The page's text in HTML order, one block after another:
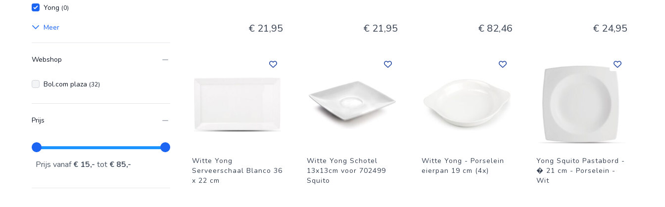
Yong (0)
Meer
Webshop
Bol.com plaza (32)
Prijs
Prijs vanaf€ 15,- tot € 85,-
€ 21,95 € 21,95 € 82,46 € 24,95
Witte Yong
Serveerschaal Blanco 36
x 22 cm
Witte Yong Schotel
13x13cm voor 702499
Squito
Witte Yong - Porselein
eierpan 19 cm (4x)
Yong Squito Pastabord -
� 21 cm - Porselein -
Wit